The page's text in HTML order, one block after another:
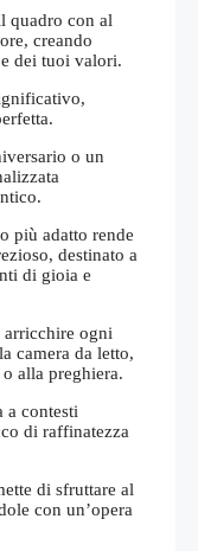
quadro con al
creando
dei tuoi valori.
o un
più adatto rende
destinato a
di gioia e
arricchire ogni
camera da letto,
alla preghiera.
a contesti
di raffinatezza
di sfruttare al
con un’opera